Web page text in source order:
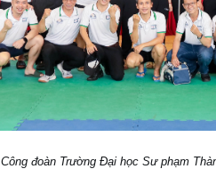
Công đoàn Trường Đại học Sư phạm